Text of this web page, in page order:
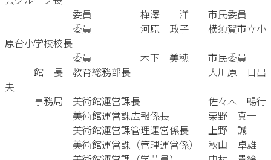
委員 樺澤 洋 市民委員
委員 河原 政子 横須賀市立小
原台小学校校長
委員 木下 美穂 市民委員
館 長 教育総務部長 大川原 日出
夫
事務局 美術館運営課長 佐々木 暢行
美術館運営課広報係長 栗野 真一
美術館運営課管理運営係長 上野 誠
美術館運営課（管理運営係） 秋山 卓雄